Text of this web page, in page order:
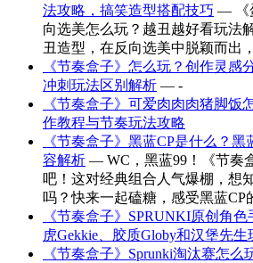
法攻略，搞笑造型搭配技巧 — 《
向选美怎么玩？越丑越好看玩法
丑造型，在反向选美中脱颖而出
《节奏盒子》怎么玩？创作灵感
冲刺玩法区别解析 — -
《节奏盒子》可爱肉肉肉猪脚饭
作教程与节奏玩法攻略
《节奏盒子》黑蓝CP是什么？
容解析 — WC，黑蓝99！《节奏
吧！这对经典组合人气爆棚，想
吗？快来一起磕糖，感受黑蓝CP
《节奏盒子》SPRUNKI原创角
虎Gekkie、胶质Globy和汉堡先生
《节奏盒子》Sprunki淘汰赛怎